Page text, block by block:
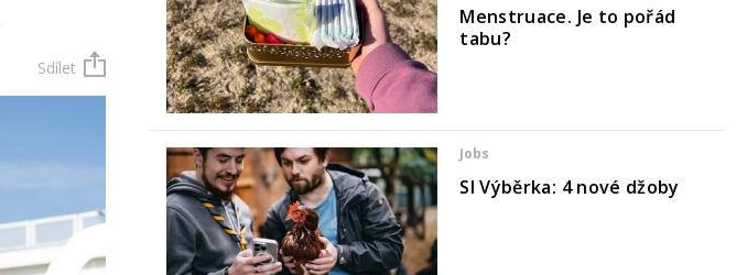
Sdílet
Menstruace. Je to pořád
tabu?
Jobs
SI Výběrka: 4 nové džoby